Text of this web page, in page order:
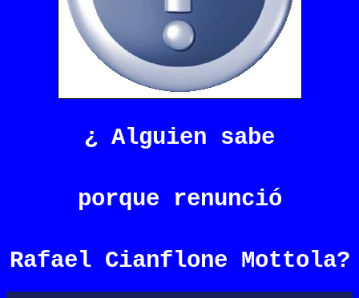
¿ Alguien sabe
porque renunció
Rafael Cianflone Mottola?